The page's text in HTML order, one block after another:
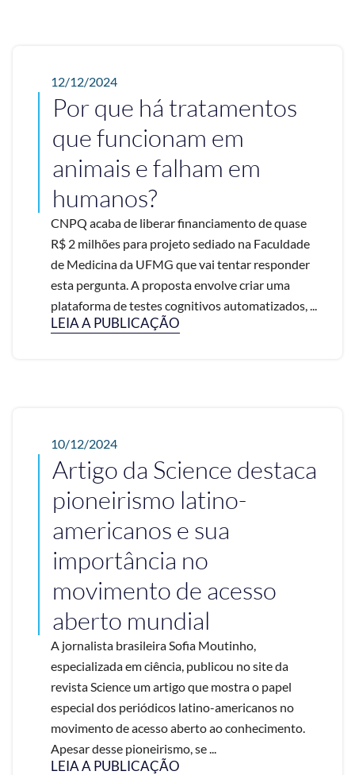
12/12/2024
Por que há tratamentos
que funcionam em
animais e falham em
humanos?
CNPQ acaba de liberar financiamento de quase
R$ 2 milhões para projeto sediado na Faculdade
de Medicina da UFMG que vai tentar responder
esta pergunta. A proposta envolve criar uma
plataforma de testes cognitivos automatizados, ...
LEIA A PUBLICAÇÃO
10/12/2024
Artigo da Science destaca
pioneirismo latino-
americanos e sua
importância no
movimento de acesso
aberto mundial
A jornalista brasileira Sofia Moutinho,
especializada em ciência, publicou no site da
revista Science um artigo que mostra o papel
especial dos periódicos latino-americanos no
movimento de acesso aberto ao conhecimento.
Apesar desse pioneirismo, se ...
LEIA A PUBLICAÇÃO